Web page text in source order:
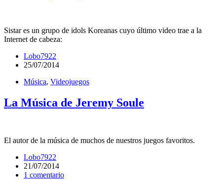
Sistar es un grupo de idols Koreanas cuyo último video trae a la
Internet de cabeza:
Lobo7922
25/07/2014
Música, Videojuegos
La Música de Jeremy Soule
El autor de la música de muchos de nuestros juegos favoritos.
Lobo7922
21/07/2014
1 comentario